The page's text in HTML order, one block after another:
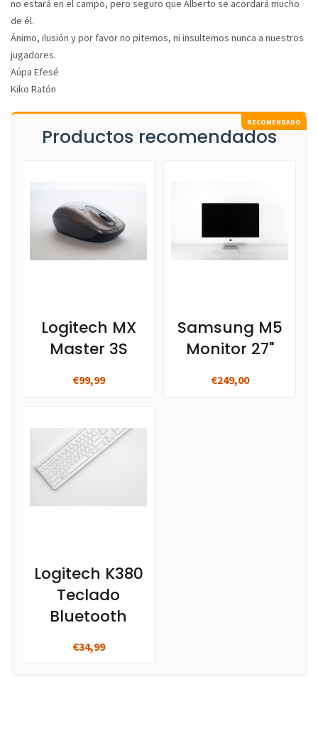
no estará en el campo, pero seguro que Alberto se acordará mucho
de él.
Ánimo, ilusión y por favor no pitemos, ni insultemos nunca a nuestros
jugadores.
Aúpa Efesé
Kiko Ratón
Productos recomendados
Logitech MX
Master 3S
€99,99
Samsung M5
Monitor 27"
€249,00
Logitech K380
Teclado
Bluetooth
€34,99